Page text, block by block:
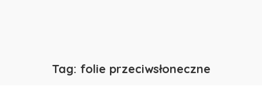
Tag: folie przeciwsłoneczne